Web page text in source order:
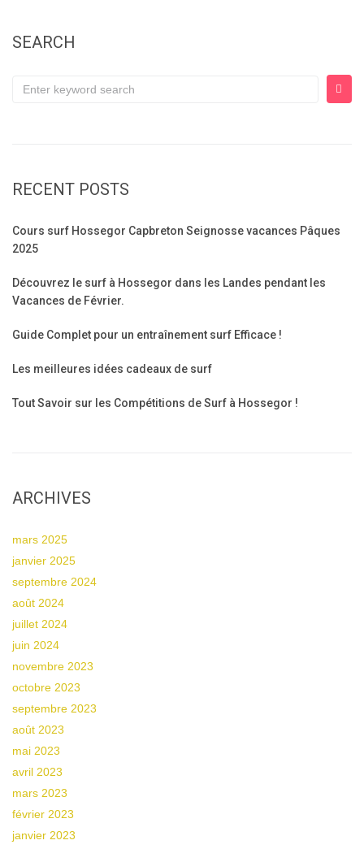
SEARCH
RECENT POSTS
Cours surf Hossegor Capbreton Seignosse vacances Pâques
2025
Découvrez le surf à Hossegor dans les Landes pendant les
Vacances de Février.
Guide Complet pour un entraînement surf Efficace !
Les meilleures idées cadeaux de surf
Tout Savoir sur les Compétitions de Surf à Hossegor !
ARCHIVES
mars 2025
janvier 2025
septembre 2024
août 2024
juillet 2024
juin 2024
novembre 2023
octobre 2023
septembre 2023
août 2023
mai 2023
avril 2023
mars 2023
février 2023
janvier 2023